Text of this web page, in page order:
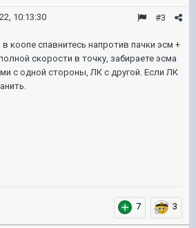
#3
10:13:30
коопе спавнитесь напротив пачки эсм +
скорости в точку, забираете эсма
с одной стороны, ЛК с другой. Если ЛК
7 3